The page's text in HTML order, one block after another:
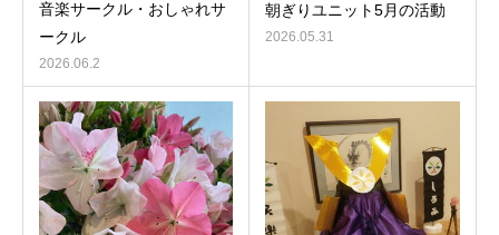
音楽サークル・おしゃれサ
ークル
2026.06.2
朝ぎりユニット5月の活動
2026.05.31